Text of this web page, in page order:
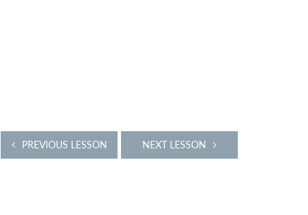
NEXT LESSON
PREVIOUS LESSON